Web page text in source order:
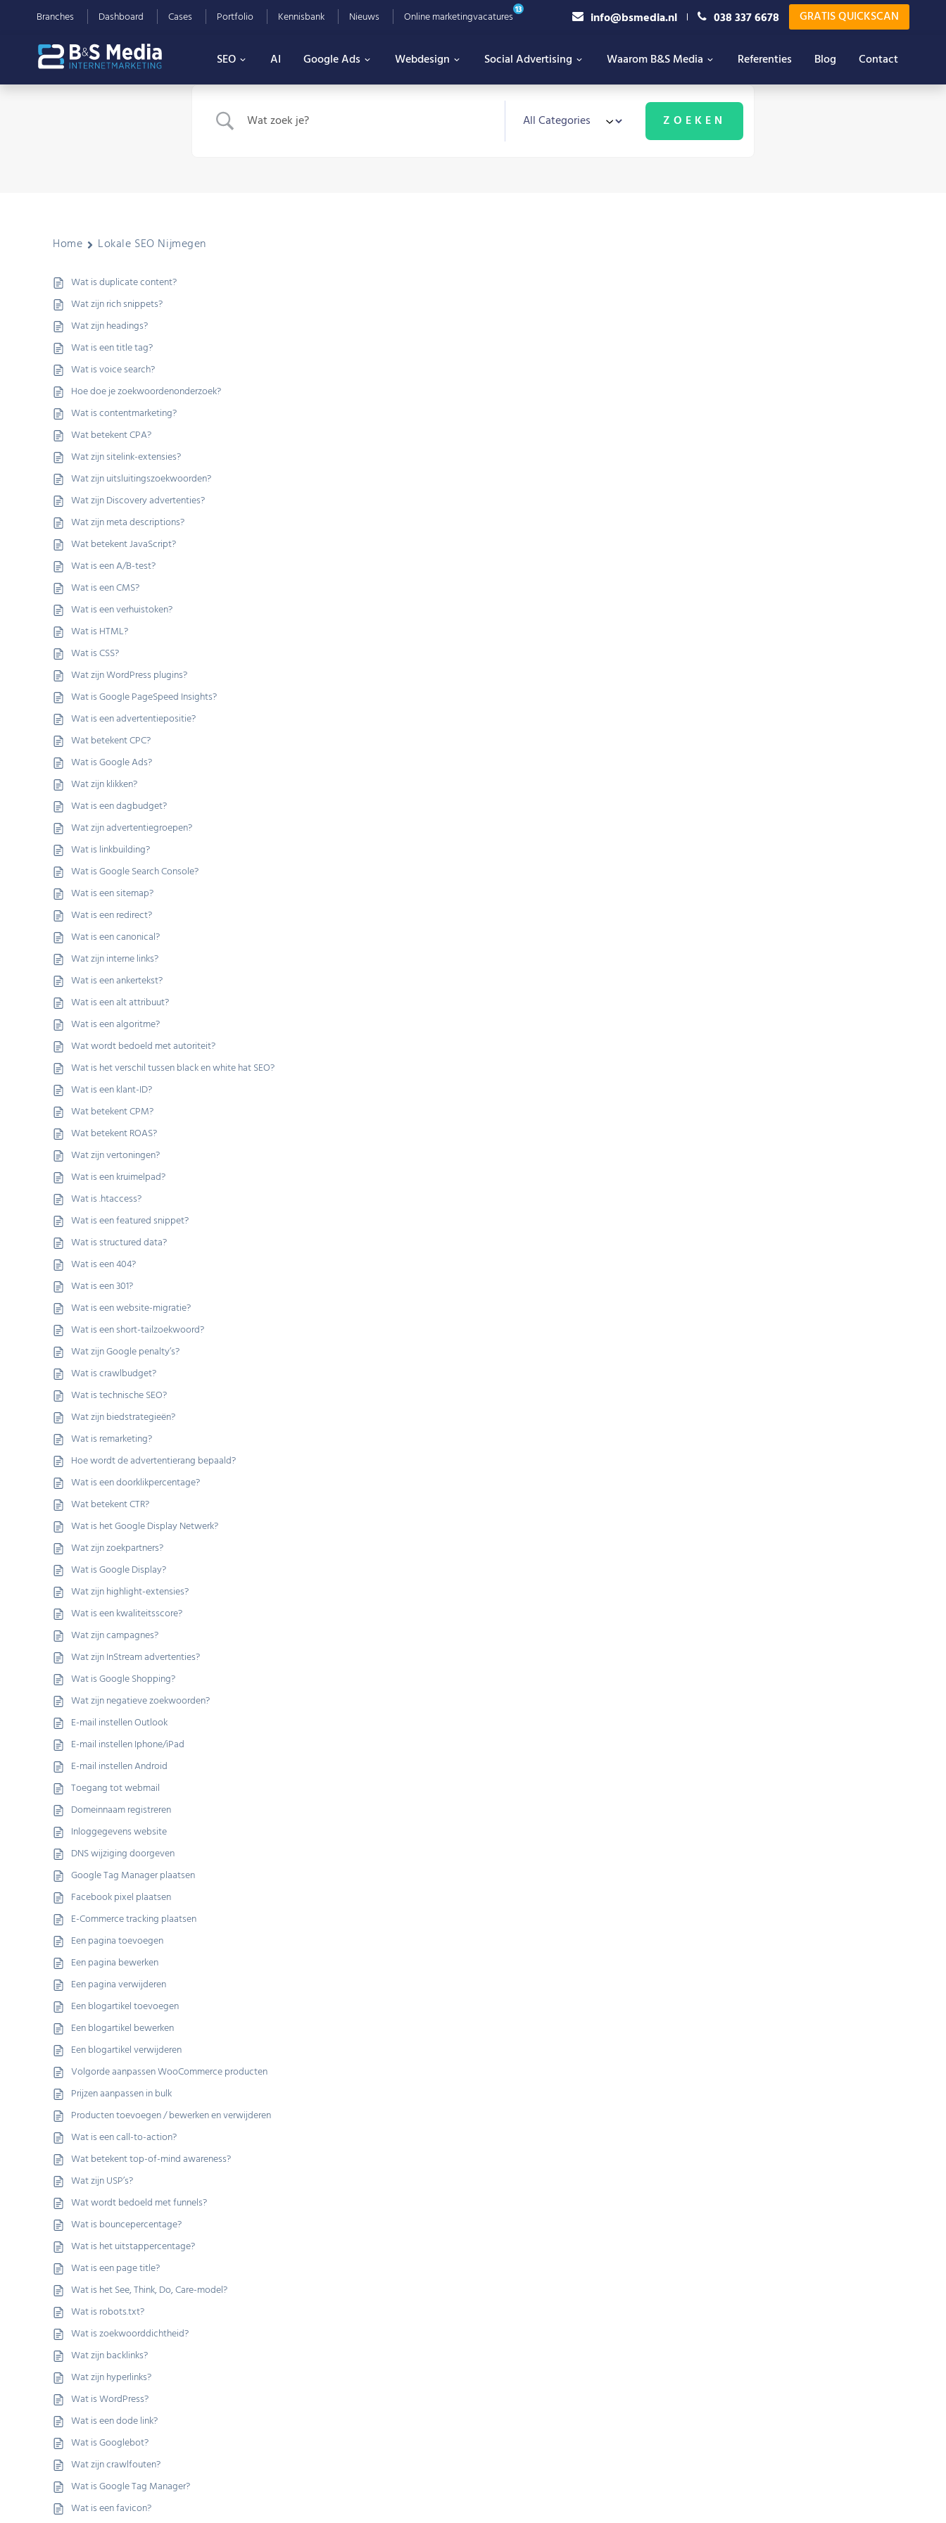
Branches Dashboard Cases Portfolio Kennisbank Nieuws Online marketingvacatures13 info@bsmedia.nl 038 337 6678 GRATIS QUICKSCAN
SEO AI Google Ads Webdesign Social Advertising Waarom B&S Media Referenties Blog Contact
Home Lokale SEO Nijmegen
Wat is duplicate content?
Wat zijn rich snippets?
Wat zijn headings?
Wat is een title tag?
Wat is voice search?
Hoe doe je zoekwoordenonderzoek?
Wat is contentmarketing?
Wat betekent CPA?
Wat zijn sitelink-extensies?
Wat zijn uitsluitingszoekwoorden?
Wat zijn Discovery advertenties?
Wat zijn meta descriptions?
Wat betekent JavaScript?
Wat is een A/B-test?
Wat is een CMS?
Wat is een verhuistoken?
Wat is HTML?
Wat is CSS?
Wat zijn WordPress plugins?
Wat is Google PageSpeed Insights?
Wat is een advertentiepositie?
Wat betekent CPC?
Wat is Google Ads?
Wat zijn klikken?
Wat is een dagbudget?
Wat zijn advertentiegroepen?
Wat is linkbuilding?
Wat is Google Search Console?
Wat is een sitemap?
Wat is een redirect?
Wat is een canonical?
Wat zijn interne links?
Wat is een ankertekst?
Wat is een alt attribuut?
Wat is een algoritme?
Wat wordt bedoeld met autoriteit?
Wat is het verschil tussen black en white hat SEO?
Wat is een klant-ID?
Wat betekent CPM?
Wat betekent ROAS?
Wat zijn vertoningen?
Wat is een kruimelpad?
Wat is .htaccess?
Wat is een featured snippet?
Wat is structured data?
Wat is een 404?
Wat is een 301?
Wat is een website-migratie?
Wat is een short-tailzoekwoord?
Wat zijn Google penalty’s?
Wat is crawlbudget?
Wat is technische SEO?
Wat zijn biedstrategieën?
Wat is remarketing?
Hoe wordt de advertentierang bepaald?
Wat is een doorklikpercentage?
Wat betekent CTR?
Wat is het Google Display Netwerk?
Wat zijn zoekpartners?
Wat is Google Display?
Wat zijn highlight-extensies?
Wat is een kwaliteitsscore?
Wat zijn campagnes?
Wat zijn InStream advertenties?
Wat is Google Shopping?
Wat zijn negatieve zoekwoorden?
E-mail instellen Outlook
E-mail instellen Iphone/iPad
E-mail instellen Android
Toegang tot webmail
Domeinnaam registreren
Inloggegevens website
DNS wijziging doorgeven
Google Tag Manager plaatsen
Facebook pixel plaatsen
E-Commerce tracking plaatsen
Een pagina toevoegen
Een pagina bewerken
Een pagina verwijderen
Een blogartikel toevoegen
Een blogartikel bewerken
Een blogartikel verwijderen
Volgorde aanpassen WooCommerce producten
Prijzen aanpassen in bulk
Producten toevoegen / bewerken en verwijderen
Wat is een call-to-action?
Wat betekent top-of-mind awareness?
Wat zijn USP’s?
Wat wordt bedoeld met funnels?
Wat is bouncepercentage?
Wat is het uitstappercentage?
Wat is een page title?
Wat is het See, Think, Do, Care-model?
Wat is robots.txt?
Wat is zoekwoorddichtheid?
Wat zijn backlinks?
Wat zijn hyperlinks?
Wat is WordPress?
Wat is een dode link?
Wat is Googlebot?
Wat zijn crawlfouten?
Wat is Google Tag Manager?
Wat is een favicon?